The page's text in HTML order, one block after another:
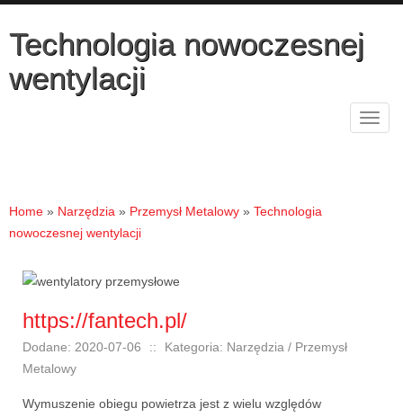
Technologia nowoczesnej
wentylacji
Home » Narzędzia » Przemysł Metalowy » Technologia
nowoczesnej wentylacji
https://fantech.pl/
Dodane: 2020-07-06 ::
Kategoria: Narzędzia / Przemysł
Metalowy
Wymuszenie obiegu powietrza jest z wielu względów